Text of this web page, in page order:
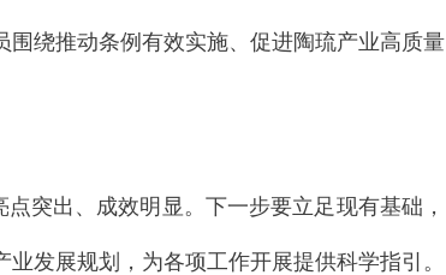
绕推动条例有效实施、促进陶琉产业高质量
突出、成效明显。下一步要立足现有基础，
发展规划，为各项工作开展提供科学指引。